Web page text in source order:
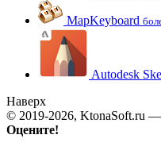
MapKeyboard
Autodesk
Наверх
© 2019-2026, KtonaSoft.ru —
Оцените!